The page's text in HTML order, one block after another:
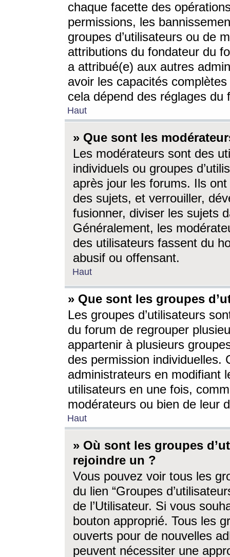
chaque facette des
permissions, les
groupes d’utilisateurs ou de
attributions du fondateur du
a attribué(e) aux autres
avoir les capacités
cela dépend des réglages du
Haut
» Que sont les
Les modérateurs sont des
individuels ou groupes
après jour les forums. Ils ont
des sujets, et verrouiller,
fusionner, diviser les sujets
Généralement, les
des utilisateurs fassent du
abusif ou offensant.
Haut
» Que sont les groupes
Les groupes d’utilisateurs
du forum de regrouper
appartenir à plusieurs
des permission individuelles.
administrateurs en modifiant
utilisateurs en une fois,
modérateurs ou bien de leur
Haut
» Où sont les groupes
rejoindre un ?
Vous pouvez voir tous les
du lien “Groupes
de l’Utilisateur. Si vous
bouton approprié. Tous les
ouverts pour de nouvelles
peuvent nécessiter une